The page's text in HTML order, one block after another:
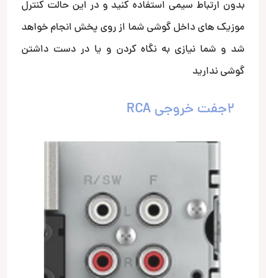
بدون ارتباط سیمی استفاده کنید و در این حالت کنترل
موزیک های داخل گوشی شما از روی پخش انجام خواهد
شد و شما نیازی به نگاه کردن و یا در دست داشتن
گوشی ندارید
2جفت خروجی RCA